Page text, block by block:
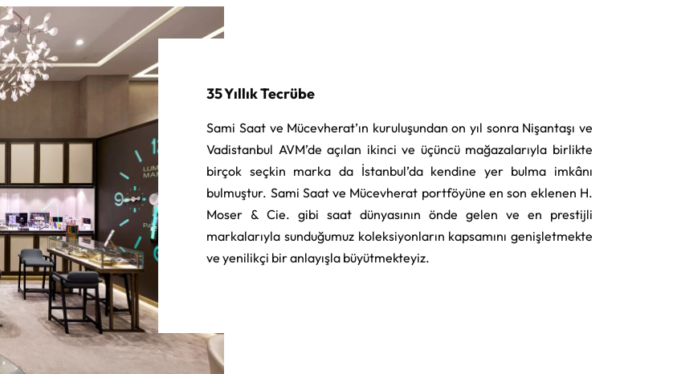
35 Yıllık Tecrübe
Sami Saat ve Mücevherat’ın kuruluşundan on yıl sonra Nişantaşı ve
Vadistanbul AVM’de açılan ikinci ve üçüncü mağazalarıyla birlikte
birçok seçkin marka da İstanbul’da kendine yer bulma imkânı
bulmuştur. Sami Saat ve Mücevherat portföyüne en son eklenen H.
Moser & Cie. gibi saat dünyasının önde gelen ve en prestijli
markalarıyla sunduğumuz koleksiyonların kapsamını genişletmekte
ve yenilikçi bir anlayışla büyütmekteyiz.